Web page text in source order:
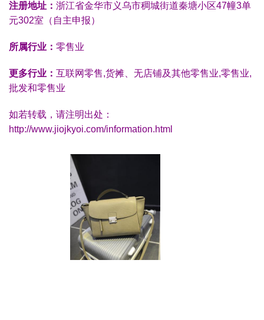
注册地址： 浙江省金华市义乌市稠城街道秦塘小区47幢3单
元302室（自主申报）
所属行业： 零售业
更多行业： 互联网零售,货摊、无店铺及其他零售业,零售业,
批发和零售业
如若转载，请注明出处：
http://www.jiojkyoi.com/information.html